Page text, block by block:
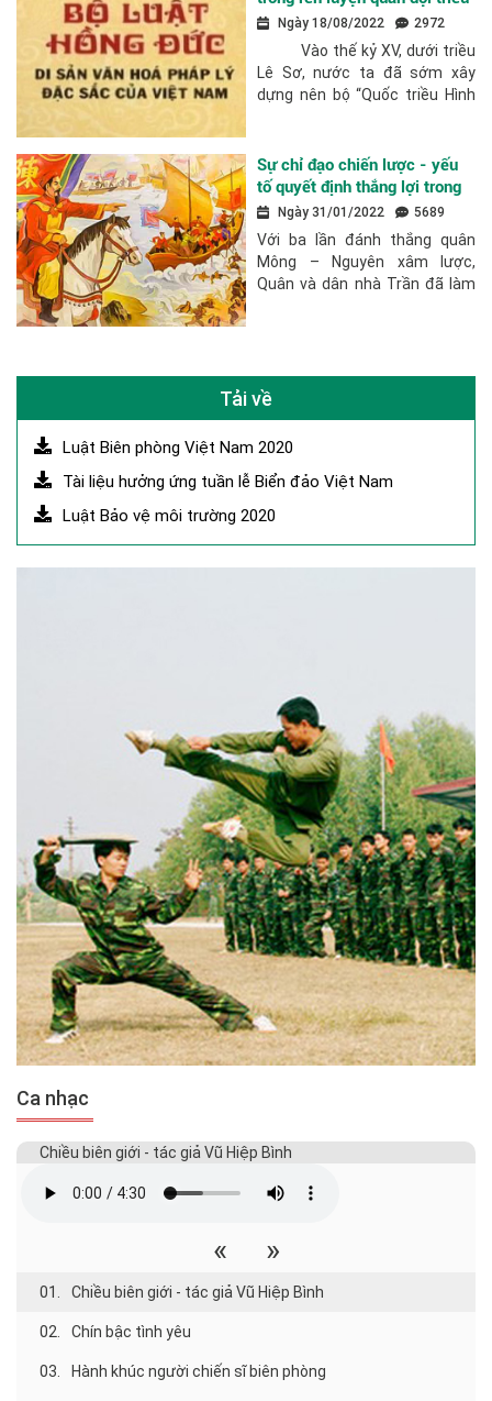
Lê SơNgày 18/08/2022 2972
Vào thế kỷ XV, dưới triều
Lê Sơ, nước ta đã sớm xây
dựng nên bộ “Quốc triều Hình
Sự chỉ đạo chiến lược - yếu
tố quyết định thắng lợi trong
ba cuộc kháng chiến chống
Mông – Nguyên
Ngày 31/01/2022 5689
Với ba lần đánh thắng quân
Mông – Nguyên xâm lược,
Quân và dân nhà Trần đã làm
Tải về
Luật Biên phòng Việt Nam 2020
Tài liệu hưởng ứng tuần lễ Biển đảo Việt Nam
Luật Bảo vệ môi trường 2020
Ca nhạc
Chiều biên giới - tác giả Vũ Hiệp Bình
« »
01. Chiều biên giới - tác giả Vũ Hiệp Bình
02. Chín bậc tình yêu
03. Hành khúc người chiến sĩ biên phòng